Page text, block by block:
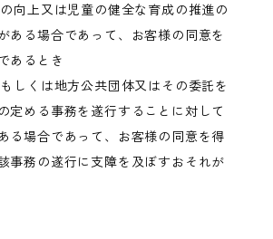
の向上又は児童の健全な育成の推進の
ある場合であって、お客様の同意を
あるとき
もしくは地方公共団体又はその委託を
定める事務を遂行することに対して
る場合であって、お客様の同意を得
事務の遂行に支障を及ぼすおそれが